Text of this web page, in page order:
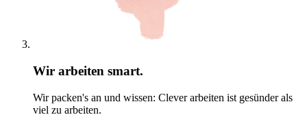
Wir arbeiten smart.
Wir packen's an und wissen: Clever arbeiten ist gesünder als
viel zu arbeiten.